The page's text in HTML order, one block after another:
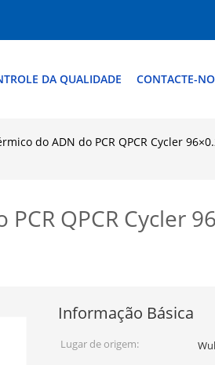
DA QUALIDADE CONTACTE-
do ADN do PCR QPCR Cycler
QPCR Cycler
Informação Básica
Lugar de origem: